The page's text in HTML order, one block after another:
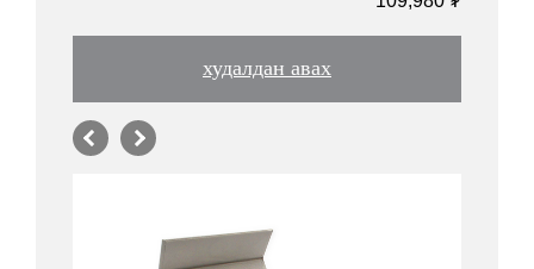
худалдан авах